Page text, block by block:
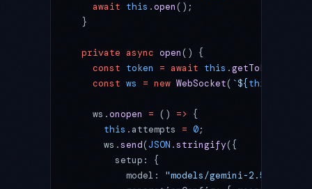
    await
this .open();
  }
  private
async open() {
    const
token = await this .getToken
    const
ws = new WebSocket( `${this
    ws.
onopen = () => {
      this
.attempts = 0;
      ws.
send(JSON .stringify({
        setup: {
          model:
"models/gemini-2.5-flash"